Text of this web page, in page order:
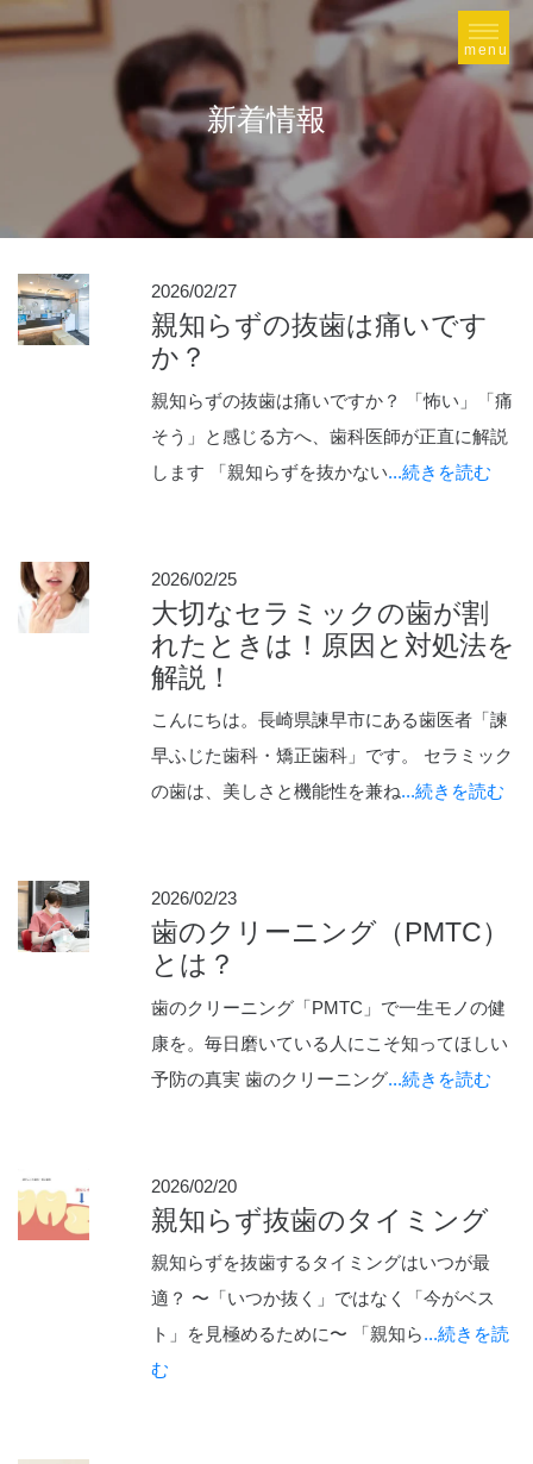
新着情報
2026/02/27
親知らずの抜歯は痛いです
か？
親知らずの抜歯は痛いですか？ 「怖い」「痛
そう」と感じる方へ、歯科医師が正直に解説
します 「親知らずを抜かない...続きを読む
2026/02/25
大切なセラミックの歯が割
れたときは！原因と対処法を
解説！
こんにちは。長崎県諫早市にある歯医者「諫
早ふじた歯科・矯正歯科」です。 セラミック
の歯は、美しさと機能性を兼ね...続きを読む
2026/02/23
歯のクリーニング（PMTC）
とは？
歯のクリーニング「PMTC」で一生モノの健
康を。毎日磨いている人にこそ知ってほしい
予防の真実 歯のクリーニング...続きを読む
2026/02/20
親知らず抜歯のタイミング
親知らずを抜歯するタイミングはいつが最
適？ 〜「いつか抜く」ではなく「今がベス
ト」を見極めるために〜 「親知ら...続きを読
む